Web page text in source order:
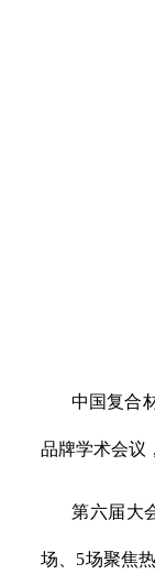
中国复合
品牌学术会议
第六届大
场、5场聚焦